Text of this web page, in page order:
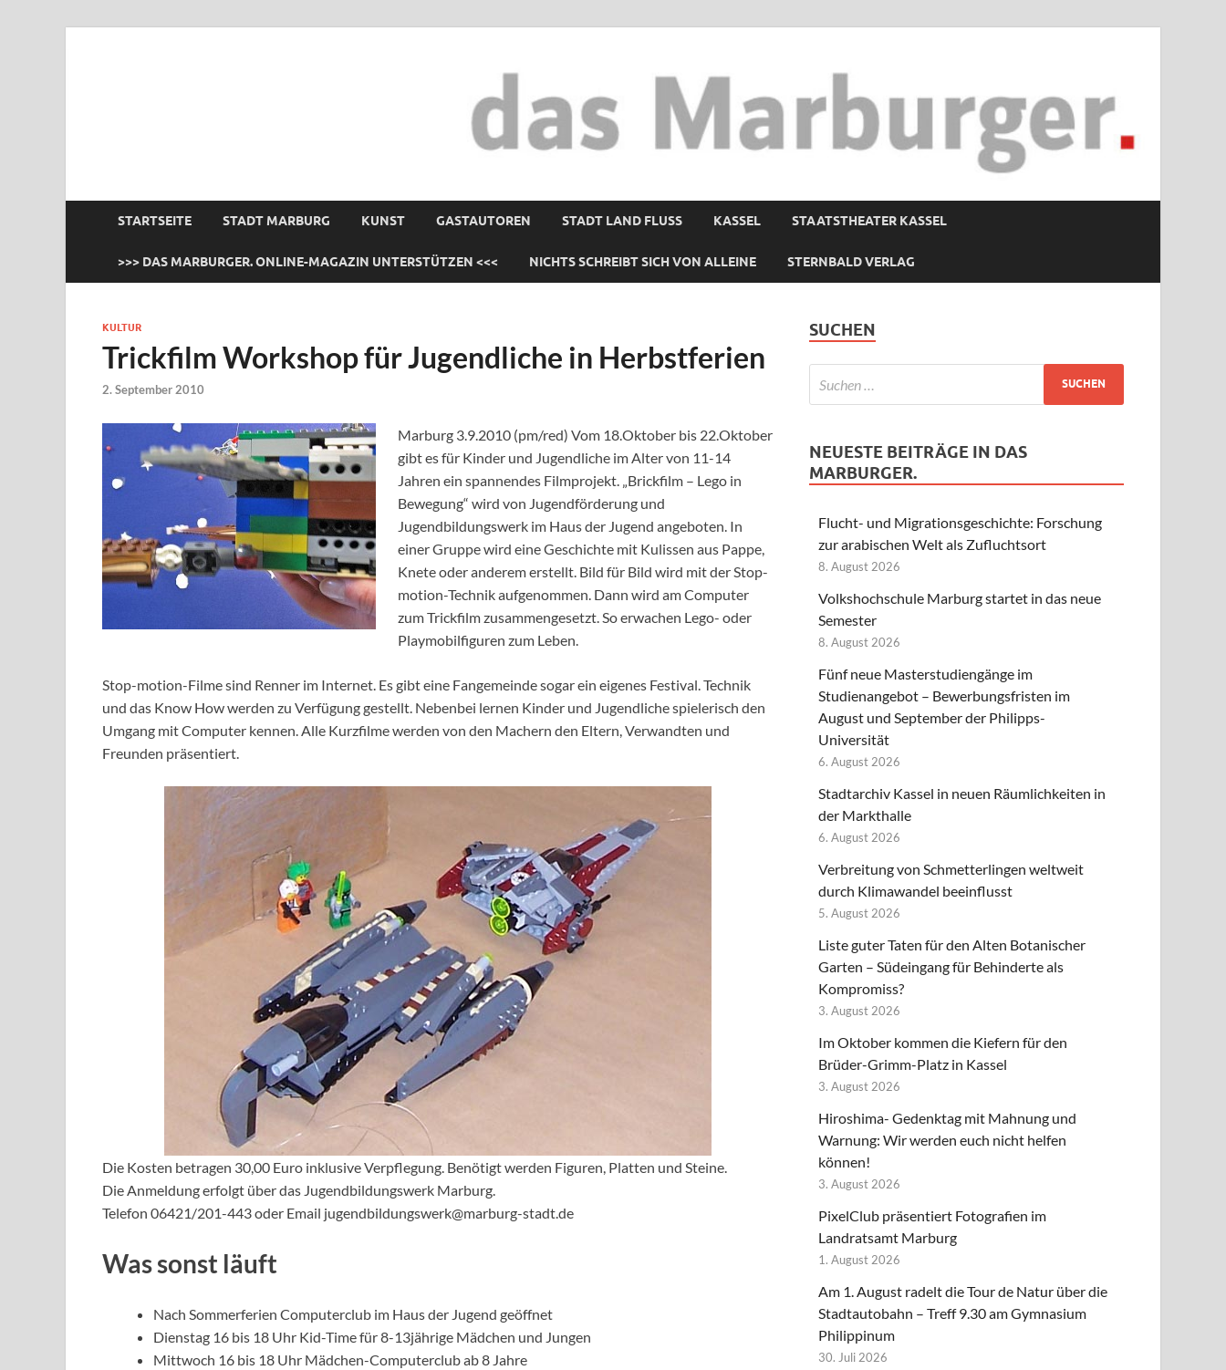
STARTSEITE STADT MARBURG KUNST GASTAUTOREN STADT LAND FLUSS KASSEL STAATSTHEATER KASSEL
>>> DAS MARBURGER. ONLINE-MAGAZIN UNTERSTÜTZEN <<< NICHTS SCHREIBT SICH VON ALLEINE STERNBALD VERLAG
KULTUR
Trickfilm Workshop für Jugendliche in Herbstferien
2. September 2010
Marburg 3.9.2010 (pm/red) Vom 18.Oktober bis 22.Oktober
gibt es für Kinder und Jugendliche im Alter von 11-14
Jahren ein spannendes Filmprojekt. „Brickfilm – Lego in
Bewegung“ wird von Jugendförderung und
Jugendbildungswerk im Haus der Jugend angeboten. In
einer Gruppe wird eine Geschichte mit Kulissen aus Pappe,
Knete oder anderem erstellt. Bild für Bild wird mit der Stop-
motion-Technik aufgenommen. Dann wird am Computer
zumTrickfilm zusammengesetzt. So erwachen Lego- oder
Playmobilfiguren zum Leben.
Stop-motion-Filme sind Renner im Internet. Es gibt eine Fangemeinde sogar ein eigenes Festival. Technik
und das Know How werden zu Verfügung gestellt. Nebenbei lernen Kinder und Jugendliche spielerisch den
Umgang mit Computer kennen. Alle Kurzfilme werden von den Machern den Eltern, Verwandten und
Freunden präsentiert.
Die Kosten betragen 30,00 Euro inklusive Verpflegung. Benötigt werden Figuren, Platten und Steine.
Die Anmeldung erfolgt über das Jugendbildungswerk Marburg.
Telefon 06421/201-443 oder Email jugendbildungswerk@marburg-stadt.de
Was sonst läuft
Nach Sommerferien Computerclub im Haus der Jugend geöffnet
Dienstag 16 bis 18 Uhr Kid-Time für 8-13jährige Mädchen und Jungen
Mittwoch 16 bis 18 Uhr Mädchen-Computerclub ab 8 Jahre
SUCHEN
NEUESTE BEITRÄGE IN DAS
MARBURGER.
Flucht- und Migrationsgeschichte: Forschung
zur arabischen Welt als Zufluchtsort
8. August 2026
Volkshochschule Marburg startet in das neue
Semester
8. August 2026
Fünf neue Masterstudiengänge im
Studienangebot – Bewerbungsfristen im
August und September der Philipps-
Universität
6. August 2026
Stadtarchiv Kassel in neuen Räumlichkeiten in
der Markthalle
6. August 2026
Verbreitung von Schmetterlingen weltweit
durch Klimawandel beeinflusst
5. August 2026
Liste guter Taten für den Alten Botanischer
Garten – Südeingang für Behinderte als
Kompromiss?
3. August 2026
Im Oktober kommen die Kiefern für den
Brüder-Grimm-Platz in Kassel
3. August 2026
Hiroshima- Gedenktag mit Mahnung und
Warnung: Wir werden euch nicht helfen
können!
3. August 2026
PixelClub präsentiert Fotografien im
Landratsamt Marburg
1. August 2026
Am 1. August radelt die Tour de Natur über die
Stadtautobahn – Treff 9.30 am Gymnasium
Philippinum
30. Juli 2026